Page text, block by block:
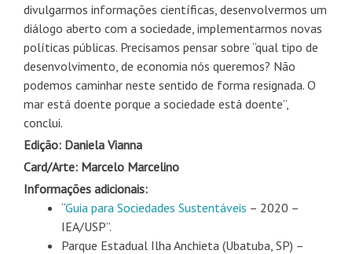
divulgarmos informações científicas, desenvolvermos um
diálogo aberto com a sociedade, implementarmos novas
políticas públicas. Precisamos pensar sobre “qual tipo de
desenvolvimento, de economia nós queremos? Não
podemos caminhar neste sentido de forma resignada. O
mar está doente porque a sociedade está doente”,
conclui.
Edição: Daniela Vianna
Card/Arte: Marcelo Marcelino
Informações adicionais:
“Guia para Sociedades Sustentáveis – 2020 –
IEA/USP”.
Parque Estadual Ilha Anchieta (Ubatuba, SP) –